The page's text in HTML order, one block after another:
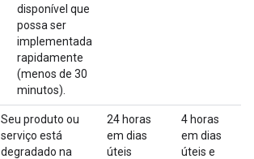
disponível que
possa ser
implementada
rapidamente
(menos de 30
minutos).
Seu produto ou
serviço está
degradado na
24 horas
em dias
úteis
4 horas
em dias
úteis e